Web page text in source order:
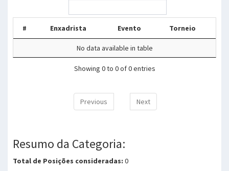
# Enxadrista Evento Torneio
No data available in table
Showing 0 to 0 of 0 entries
Previous Next
Resumo da Categoria:
Total de Posições consideradas: 0